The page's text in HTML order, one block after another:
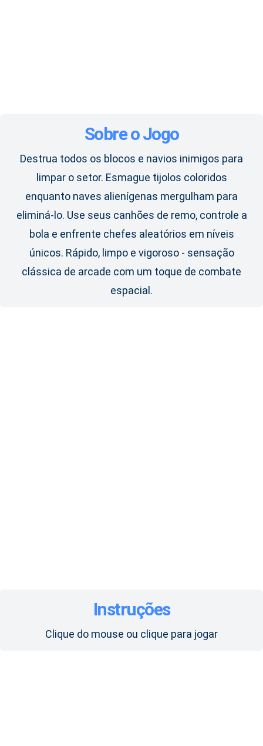
Sobre o Jogo
Destrua todos os blocos e navios inimigos para
limpar o setor. Esmague tijolos coloridos
enquanto naves alienígenas mergulham para
eliminá-lo. Use seus canhões de remo, controle a
bola e enfrente chefes aleatórios em níveis
únicos. Rápido, limpo e vigoroso - sensação
clássica de arcade com um toque de combate
espacial.
Instruções
Clique do mouse ou clique para jogar